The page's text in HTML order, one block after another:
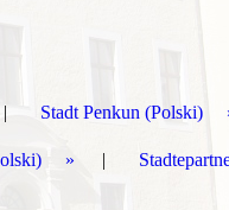
Stadt Penkun (Polski)